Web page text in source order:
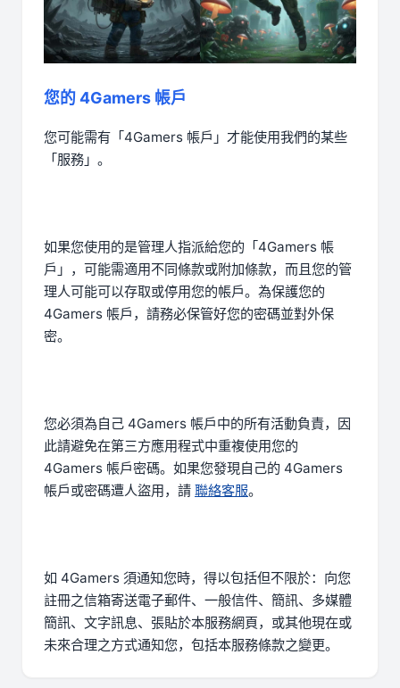
您的 4Gamers 帳戶
您可能需有「4Gamers 帳戶」才能使用我們的某些
「服務」。
如果您使用的是管理人指派給您的「4Gamers 帳
戶」，可能需適用不同條款或附加條款，而且您的管
理人可能可以存取或停用您的帳戶。為保護您的
4Gamers 帳戶，請務必保管好您的密碼並對外保
密。
您必須為自己 4Gamers 帳戶中的所有活動負責，因
此請避免在第三方應用程式中重複使用您的
4Gamers 帳戶密碼。如果您發現自己的 4Gamers
帳戶或密碼遭人盜用，請 聯絡客服。
如 4Gamers 須通知您時，得以包括但不限於：向您
註冊之信箱寄送電子郵件、一般信件、簡訊、多媒體
簡訊、文字訊息、張貼於本服務網頁，或其他現在或
未來合理之方式通知您，包括本服務條款之變更。